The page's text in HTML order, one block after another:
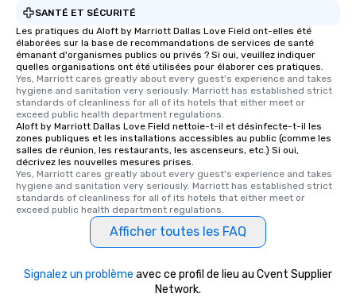
SANTÉ ET SÉCURITÉ
Les pratiques du Aloft by Marriott Dallas Love Field ont-elles été
élaborées sur la base de recommandations de services de santé
émanant d'organismes publics ou privés ? Si oui, veuillez indiquer
quelles organisations ont été utilisées pour élaborer ces pratiques.
Yes, Marriott cares greatly about every guest's experience and takes
hygiene and sanitation very seriously. Marriott has established strict
standards of cleanliness for all of its hotels that either meet or
exceed public health department regulations.
Aloft by Marriott Dallas Love Field nettoie-t-il et désinfecte-t-il les
zones publiques et les installations accessibles au public (comme les
salles de réunion, les restaurants, les ascenseurs, etc.) Si oui,
décrivez les nouvelles mesures prises.
Yes, Marriott cares greatly about every guest's experience and takes
hygiene and sanitation very seriously. Marriott has established strict
standards of cleanliness for all of its hotels that either meet or
exceed public health department regulations.
Afficher toutes les FAQ
Signalez un problème avec ce profil de lieu au Cvent Supplier
Network.